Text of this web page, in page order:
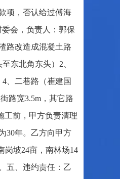
项，否认给过傅海
会，负责人：郭保
路改造成混凝土路
东北角东头）2、
、二巷路（崔建国
路宽3.5m，其它路
工前，甲方负责清理
30年。乙方向甲方
岗坡24亩，南林场14
五、违约责任：乙